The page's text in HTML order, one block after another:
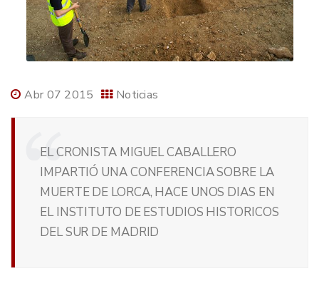
Abr 07 2015 Noticias
EL CRONISTA MIGUEL CABALLERO
IMPARTIÓ UNA CONFERENCIA SOBRE LA
MUERTE DE LORCA, HACE UNOS DIAS EN
EL INSTITUTO DE ESTUDIOS HISTORICOS
DEL SUR DE MADRID